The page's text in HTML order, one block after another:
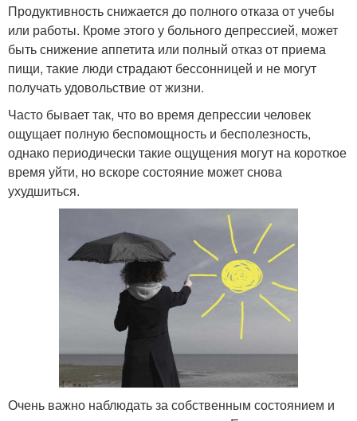
Продуктивность снижается до полного отказа от учебы
или работы. Кроме этого у больного депрессией, может
быть снижение аппетита или полный отказ от приема
пищи, такие люди страдают бессонницей и не могут
получать удовольствие от жизни.
Часто бывает так, что во время депрессии человек
ощущает полную беспомощность и бесполезность,
однако периодически такие ощущения могут на короткое
время уйти, но вскоре состояние может снова
ухудшиться.
Очень важно наблюдать за собственным состоянием и